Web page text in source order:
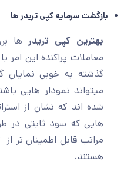
بازگشت سرمایه کپی تریدر ها
بهترین کپی تریدر ها
معاملات پراکنده این امر
گذشته به خوبی نمایان
میتواند نمودار هایی
شده اند که نشان از
هایی که سود ثابتی در
مراتب قابل اطمینان تر
هستند.